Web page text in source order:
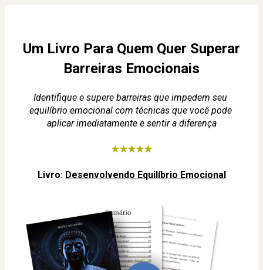
Um Livro Para Quem Quer Superar
Barreiras Emocionais
Identifique e supere barreiras que impedem seu
equilíbrio emocional com técnicas que você pode
aplicar imediatamente e sentir a diferença
★★★★★
Livro: Desenvolvendo Equilíbrio Emocional